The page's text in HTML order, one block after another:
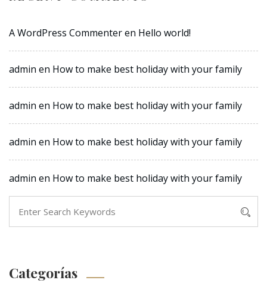
A WordPress Commenteren Hello world!
admin en How to make best holiday with your family
admin en How to make best holiday with your family
admin en How to make best holiday with your family
admin en How to make best holiday with your family
Categorías